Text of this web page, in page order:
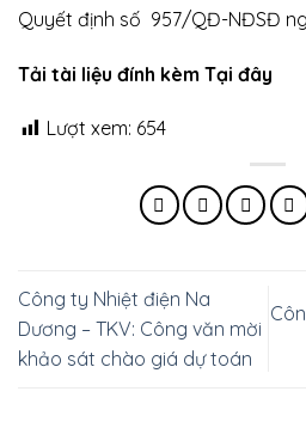
Quyết định số 957/QĐ-NĐSĐ
Tải tài liệu đính kèm Tại đây
Lượt xem: 654
Công ty Nhiệt điện Na
Dương – TKV: Công văn mời
khảo sát chào giá dự toán